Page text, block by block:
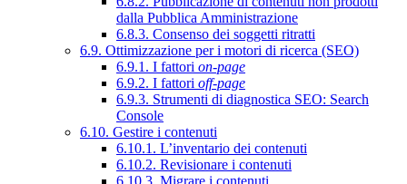
dalla Pubblica Amministrazione
6.8.3. Consenso dei soggetti ritratti
6.9. Ottimizzazione per i motori di ricerca (SEO)
6.9.1. I fattori on-page
6.9.2. I fattori off-page
6.9.3. Strumenti di diagnostica SEO: Search
Console
6.10. Gestire i contenuti
6.10.1. L’inventario dei contenuti
6.10.2. Revisionare i contenuti
6.10.3. Migrare i contenuti